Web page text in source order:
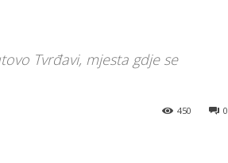
Tvrđavi, mjesta gdje se
0
450